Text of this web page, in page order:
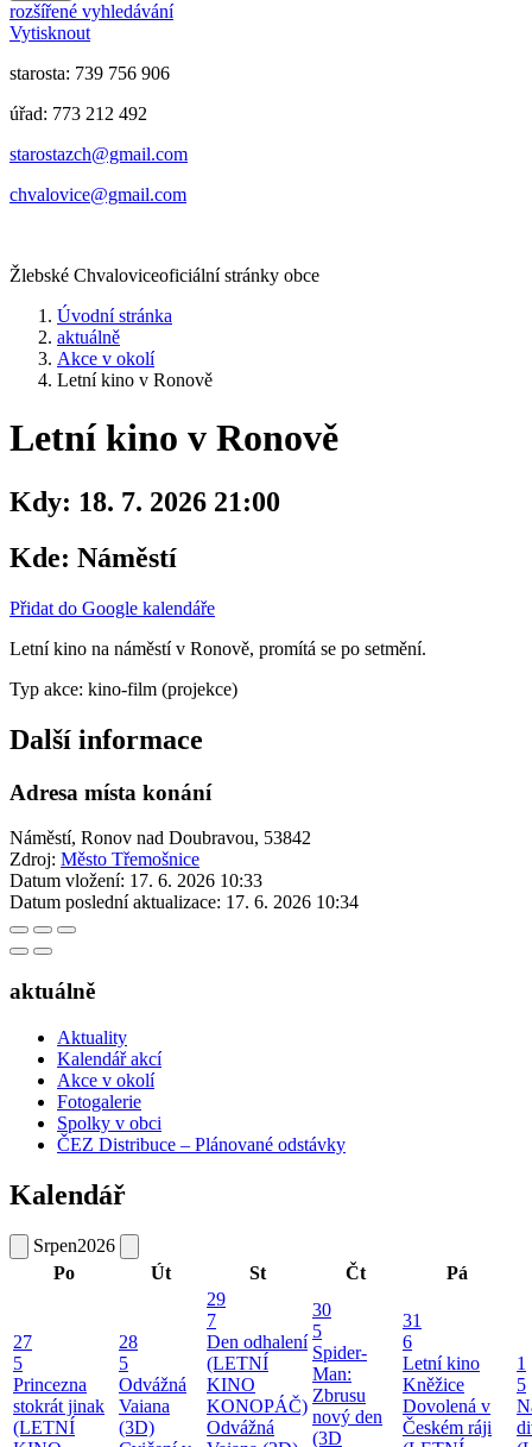
rozšířené vyhledávání
Vytisknout
starosta: 739 756 906
úřad: 773 212 492
​​​​starostazch@gmail.com
​​​​chvalovice@gmail.com
Žlebské Chvaloviceoficiální stránky obce
Úvodní stránka
aktuálně
Akce v okolí
Letní kino v Ronově
Letní kino v Ronově
Kdy: 18. 7. 2026 21:00
Kde: Náměstí
Přidat do Google kalendáře
Letní kino na náměstí v Ronově, promítá se po setmění.
Typ akce: kino-film (projekce)
Další informace
Adresa místa konání
Náměstí, Ronov nad Doubravou, 53842
Zdroj: Město Třemošnice
Datum vložení: 17. 6. 2026 10:33
Datum poslední aktualizace: 17. 6. 2026 10:34
aktuálně
Aktuality
Kalendář akcí
Akce v okolí
Fotogalerie
Spolky v obci
ČEZ Distribuce – Plánované odstávky
Kalendář
Srpen2026
Po
Út St Čt Pá
27
5
Princezna
stokrát jinak
(LETNÍ
28
5
Odvážná
Vaiana
(3D)
29
7
Den odhalení
(LETNÍ
KINO
KONOPÁČ)
Odvážná
30
5
Spider-
Man:
Zbrusu
nový den
(3D
31
6
Letní kino
Kněžice
Dovolená v
Českém ráji
1
5